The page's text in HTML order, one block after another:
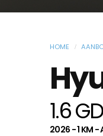
HOME
1.6
2026 - 1 KM -